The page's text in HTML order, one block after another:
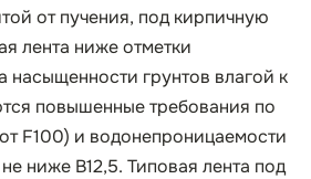
от пучения, под кирпичную
лента ниже отметки
насыщенности грунтов влагой к
повышенные требования по
F100) и водонепроницаемости
ниже B12,5. Типовая лента под